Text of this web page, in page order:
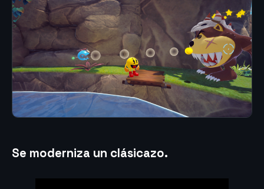
Se moderniza un clásicazo.